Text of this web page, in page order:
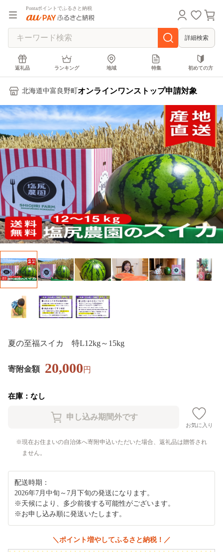
Pontaポイントでふるさと納税
詳細検索
返礼品 ランキング 地域 特集 初めての方
北海道中富良野町 オンラインワンストップ申請対象
夏の至福スイカ 特L12kg～15kg
寄附金額 20,000円
在庫：なし
お気に入り
現在お住まいの自治体へ寄附申込いただいた場合、返礼品は贈答され
ません。
配送時期：
2026年7月中旬～7月下旬の発送になります。
※天候により、多少前後する可能性がございます。
※お申し込み順に発送いたします。
＼ポイント増やしてふるさと納税！／